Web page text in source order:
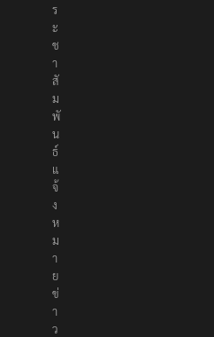
ร
ะ
ช
า
สั
ม
พั
น
ธ์
แ
จ้
ง
ห
ม
า
ย
ข่
า
ว